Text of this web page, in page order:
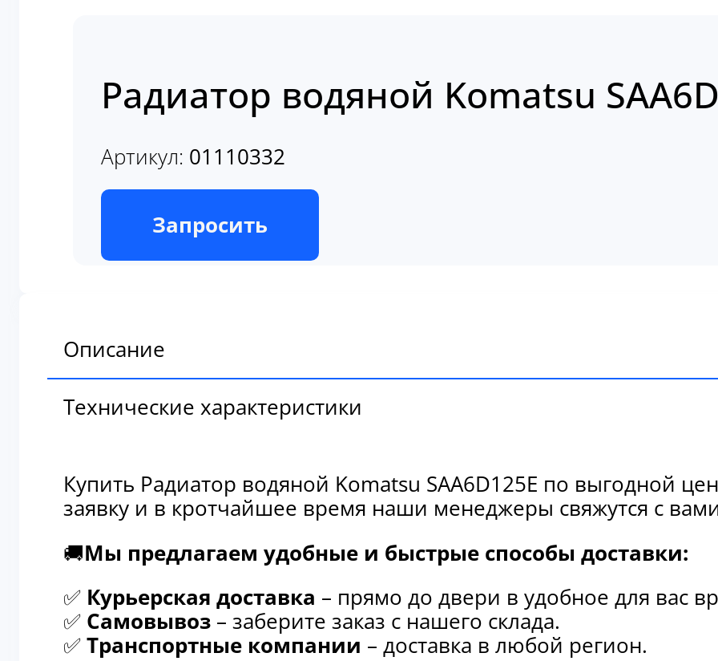
Радиатор водяной Komatsu
Артикул: 01110332
В наличии
Запросить
Описание
Технические характеристики
Купить Радиатор водяной Komatsu SAA6D125E по выгодной
заявку и в кротчайшее время наши менеджеры свяжутся с
🚚Мы предлагаем удобные и быстрые способы доставки:
✅ Курьерская доставка – прямо до двери в удобное для вас
✅ Самовывоз – заберите заказ с нашего склада.
✅ Транспортные компании – доставка в любой регион.